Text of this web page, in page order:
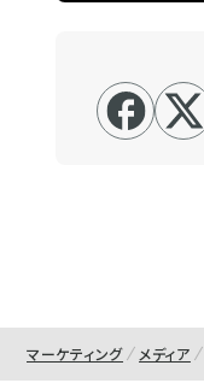
マーケティング メディア